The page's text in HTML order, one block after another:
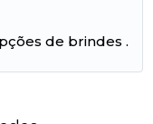
de brindes .